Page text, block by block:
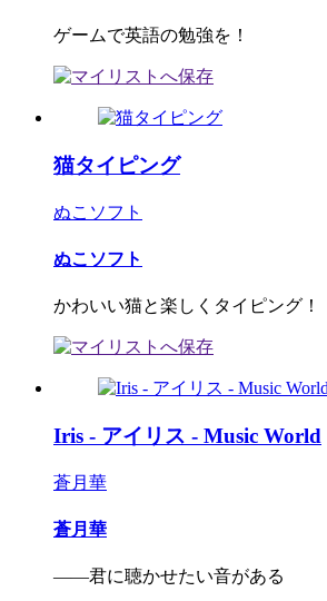
ゲームで英語の勉強を！
猫タイピング
ぬこソフト
ぬこソフト
かわいい猫と楽しくタイピング！
Iris - アイリス - Music World
蒼月華
蒼月華
――君に聴かせたい音がある